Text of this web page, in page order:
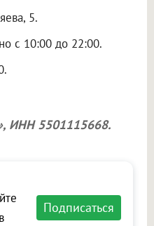
5.
с 10:00 до 22:00.
, ИНН 5501115668.
Подписаться